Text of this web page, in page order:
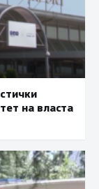
на власта